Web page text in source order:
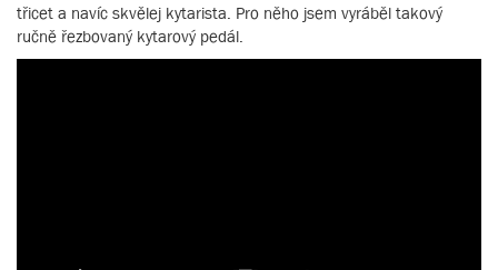
třicet a navíc skvělej kytarista. Pro něho jsem vyráběl takový
ručně řezbovaný kytarový pedál.